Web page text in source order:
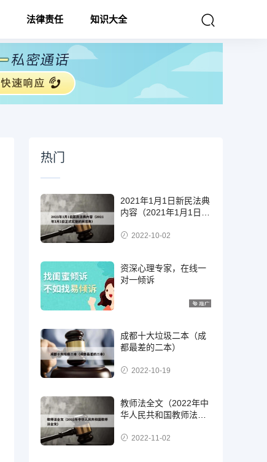
法律责任 知识大全
热门
2021年1月1日新民法典
内容（2021年1月1日正
2022-10-02
资深心理专家，在线一
对一倾诉
成都十大垃圾二本（成
都最差的二本）
2022-10-19
教师法全文（2022年中
华人民共和国教师法全
2022-11-02